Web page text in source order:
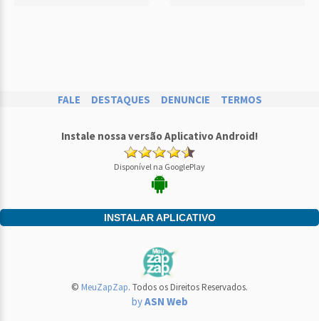
FALE DESTAQUES DENUNCIE TERMOS
Instale nossa versão Aplicativo Android!
Disponível na GooglePlay
INSTALAR APLICATIVO
© MeuZapZap. Todos os Direitos Reservados.
byASN Web